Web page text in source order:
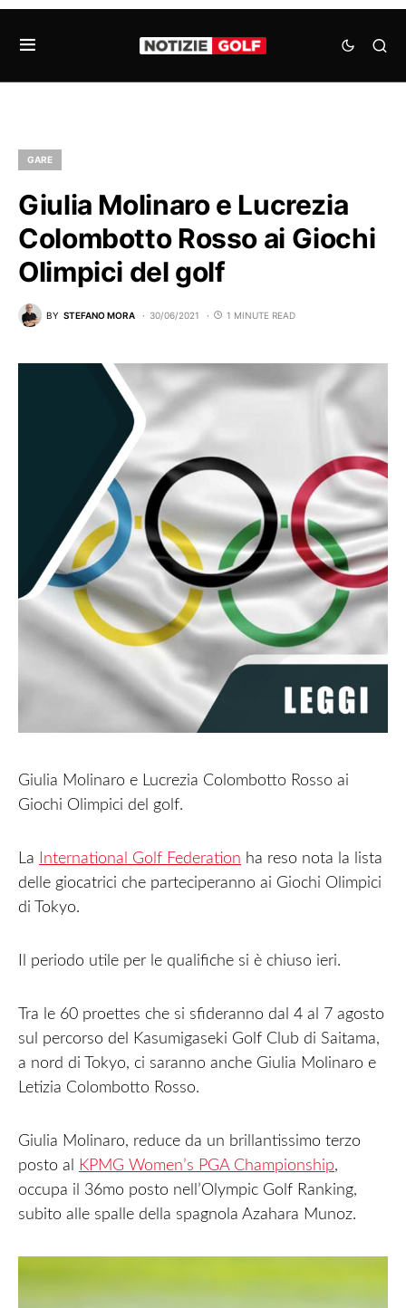
GARE
Giulia Molinaro e Lucrezia
Colombotto Rosso ai Giochi
Olimpici del golf
BY STEFANO MORA 30/06/2021 1 MINUTE READ
Giulia Molinaro e Lucrezia Colombotto Rosso ai
Giochi Olimpici del golf.
La International Golf Federation ha reso nota la lista
delle giocatrici che parteciperanno ai Giochi Olimpici
di Tokyo.
Il periodo utile per le qualifiche si è chiuso ieri.
Tra le 60 proettes che si sfideranno dal 4 al 7 agosto
sul percorso del Kasumigaseki Golf Club di Saitama,
a nord di Tokyo, ci saranno anche Giulia Molinaro e
Letizia Colombotto Rosso.
Giulia Molinaro, reduce da un brillantissimo terzo
posto al
KPMG Women’s PGA Championship,
occupa il 36mo posto nell’Olympic Golf Ranking,
subito alle spalle della spagnola Azahara Munoz.